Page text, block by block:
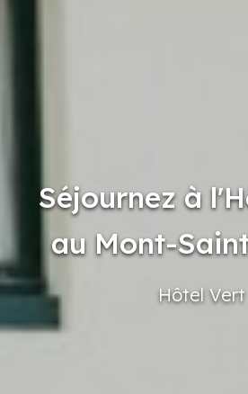
Séjournez à
au Mont-
Hôtel Vert